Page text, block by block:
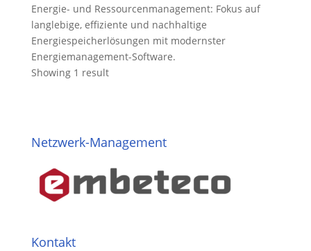
Energie- und Ressourcenmanagement: Fokus auf
langlebige, effiziente und nachhaltige
Energiespeicherlösungen mit modernster
Energiemanagement-Software.
Showing 1 result
Netzwerk-Management
Kontakt